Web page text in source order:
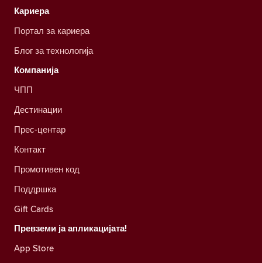
Кариера
Портал за кариера
Блог за технологија
Компанија
ЧПП
Дестинации
Прес-центар
Контакт
Промотивен код
Поддршка
Gift Cards
Превземи ја апликацијата!
App Store